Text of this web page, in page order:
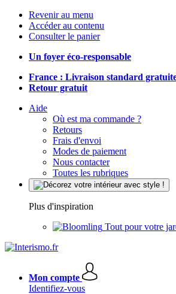
Revenir au menu
Accéder au contenu
Consulter le panier
Un foyer éco-responsable
France : Livraison standard
Retour gratuit
Aide
Où est ma commande ?
Retours
Frais d'envoi
Modes de paiement
Nous contacter
Toutes les rubriques
Plus d'inspiration
Tout pour votre
Mon compte
Identifiez-vous